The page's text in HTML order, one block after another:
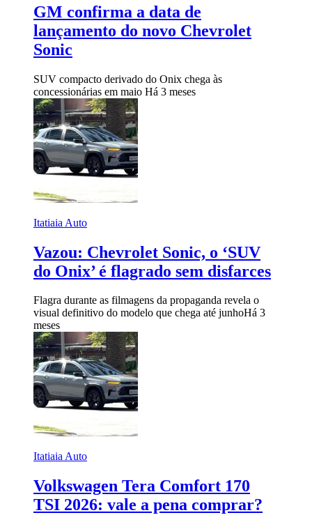
GM confirma a data de
lançamento do novo Chevrolet
Sonic
SUV compacto derivado do Onix chega às
concessionárias em maio Há 3 meses
Itatiaia Auto
Vazou: Chevrolet Sonic, o ‘SUV
do Onix’ é flagrado sem disfarces
Flagra durante as filmagens da propaganda revela o
visual definitivo do modelo que chega até junhoHá 3
meses
Itatiaia Auto
Volkswagen Tera Comfort 170
TSI 2026: vale a pena comprar?